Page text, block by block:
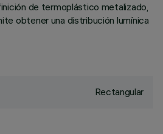
de termoplástico metalizado,
obtener una distribución lumínica
Rectangular